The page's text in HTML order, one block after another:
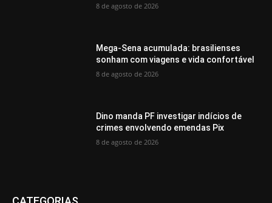
8 de agosto de 2026
Mega-Sena acumulada: brasilienses
sonham com viagens e vida confortável
8 de agosto de 2026
Dino manda PF investigar indícios de
crimes envolvendo emendas Pix
8 de agosto de 2026